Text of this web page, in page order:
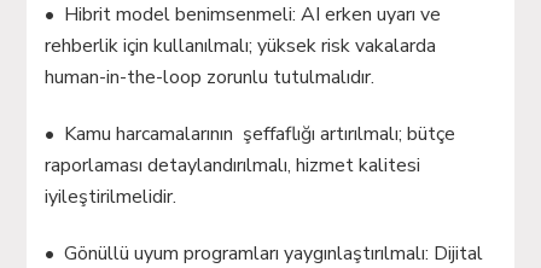
• Hibrit model benimsenmeli: AI erken uyarı ve
rehberlik için kullanılmalı; yüksek risk vakalarda
human-in-the-loop zorunlu tutulmalıdır.
• Kamu harcamalarının şeffaflığı artırılmalı; bütçe
raporlaması detaylandırılmalı, hizmet kalitesi
iyileştirilmelidir.
• Gönüllü uyum programları yaygınlaştırılmalı: Dijital